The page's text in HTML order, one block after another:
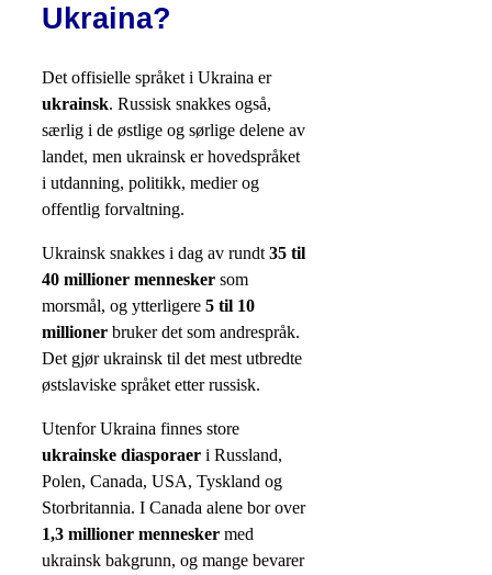
Ukraina?
Det offisielle språket i Ukraina er
ukrainsk. Russisk snakkes også,
særlig i de østlige og sørlige delene av
landet, men ukrainsk er hovedspråket
i utdanning, politikk, medier og
offentlig forvaltning.
Ukrainsk snakkes i dag av rundt 35 til
40 millioner mennesker som
morsmål, og ytterligere 5 til 10
millioner bruker det som andrespråk.
Det gjør ukrainsk til det mest utbredte
østslaviske språket etter russisk.
Utenfor Ukraina finnes store
ukrainske diasporaer i Russland,
Polen, Canada, USA, Tyskland og
Storbritannia. I Canada alene bor over
1,3 millioner mennesker med
ukrainsk bakgrunn, og mange bevarer